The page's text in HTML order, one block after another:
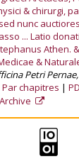
& chirurgi,
nunc
... Latio
Athen.
&
Petri
Par chapitres